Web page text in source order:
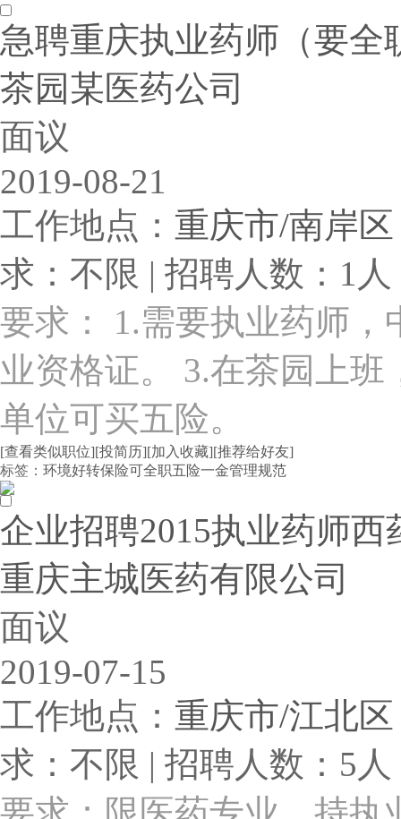
急聘重庆执业药师（要全
茶园某医药公司
面议
2019-08-21
工作地点： 重庆市/南岸区
求：不限 | 招聘人数：1
要求： 1.需要执业药师
业资格证。 3.在茶园上班
单位可买五险。
[查看类似职位][投简历][加入收藏][推荐给好友]
标签： 环境好转保险可全职五险一金管理规范
企业招聘2015执业药师西
重庆主城医药有限公司
面议
2019-07-15
工作地点： 重庆市/江北区
求：不限 | 招聘人数：5人